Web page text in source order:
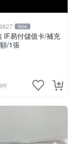
504
IF易付儲值卡/補充
/1張
件